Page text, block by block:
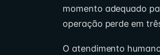
momento adequado
operação perde em
O atendimento